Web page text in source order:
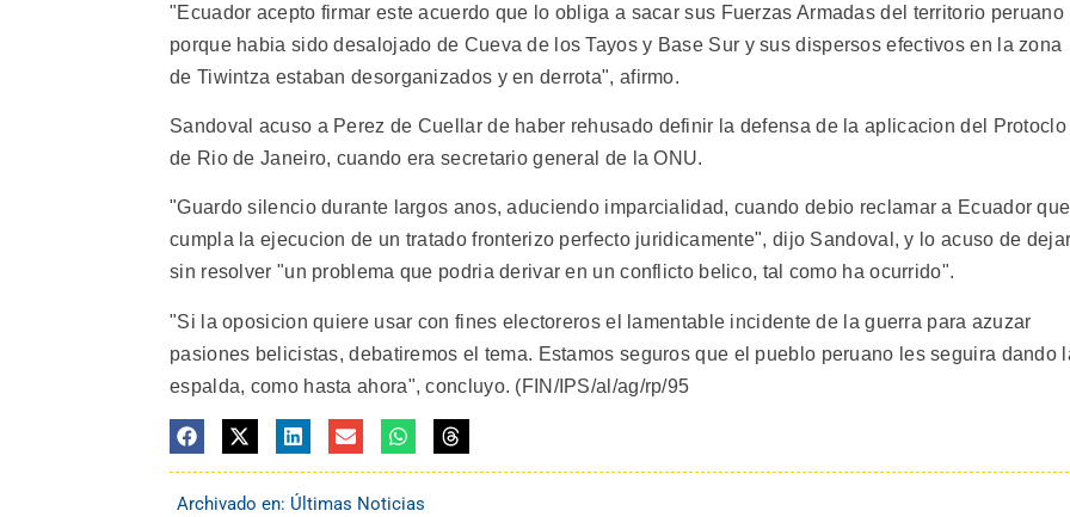
"Ecuador acepto firmar este acuerdo que lo obliga a sacar sus Fuerzas Armadas del territorio peruano
porque habia sido desalojado de Cueva de los Tayos y Base Sur y sus dispersos efectivos en la zona
de Tiwintza estaban desorganizados y en derrota", afirmo.
Sandoval acuso a Perez de Cuellar de haber rehusado definir la defensa de la aplicacion del Protoclo
de Rio de Janeiro, cuando era secretario general de la ONU.
"Guardo silencio durante largos anos, aduciendo imparcialidad, cuando debio reclamar a Ecuador que
cumpla la ejecucion de un tratado fronterizo perfecto juridicamente", dijo Sandoval, y lo acuso de dejar
sin resolver "un problema que podria derivar en un conflicto belico, tal como ha ocurrido".
"Si la oposicion quiere usar con fines electoreros el lamentable incidente de la guerra para azuzar
pasiones belicistas, debatiremos el tema. Estamos seguros que el pueblo peruano les seguira dando
espalda, como hasta ahora", concluyo. (FIN/IPS/al/ag/rp/95
Archivado en: Últimas Noticias